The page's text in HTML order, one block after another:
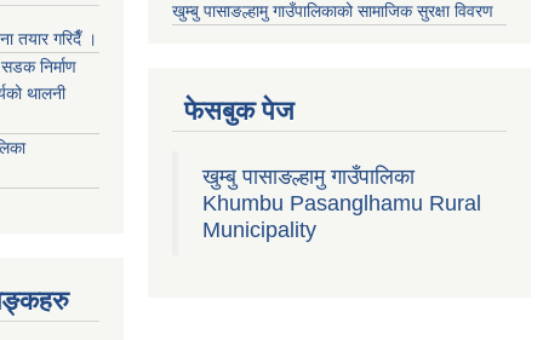
तयार गरिदैँ ।
निर्माण
थालनी
खुम्बु पासाङल्हामु गाउँपालिकाको सामाजिक सुरक्षा विवरण
फेसबुक पेज
खुम्बु पासाङल्हामु गाउँपालिका
Khumbu Pasanglhamu Rural
Municipality